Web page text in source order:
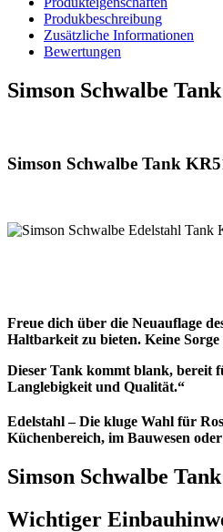
Produkbeschreibung
Zusätzliche Informationen
Bewertungen
Simson Schwalbe
Simson Schwalbe Tank
Freue dich über die Neuauflage
Haltbarkeit zu bieten. Keine
Dieser Tank kommt blank, bereit
Langlebigkeit und Qualität.“
Edelstahl – Die kluge Wahl für
Küchenbereich, im Bauwesen
Simson Schwalbe
Wichtiger